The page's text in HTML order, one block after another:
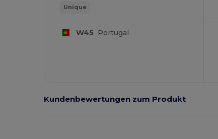
Unique
W45 Portugal
Kundenbewertungen zum Produkt